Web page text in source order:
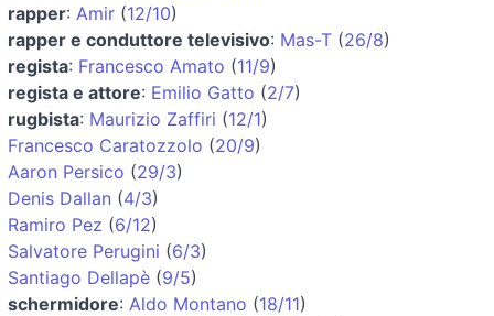
rapper: Amir (12/10)
rapper e conduttore televisivo: Mas-T (26/8)
regista: Francesco Amato (11/9)
regista e attore: Emilio Gatto (2/7)
rugbista: Maurizio Zaffiri (12/1)
Francesco Caratozzolo (20/9)
Aaron Persico (29/3)
Denis Dallan (4/3)
Ramiro Pez (6/12)
Salvatore Perugini (6/3)
Santiago Dellapè (9/5)
schermidore: Aldo Montano (18/11)